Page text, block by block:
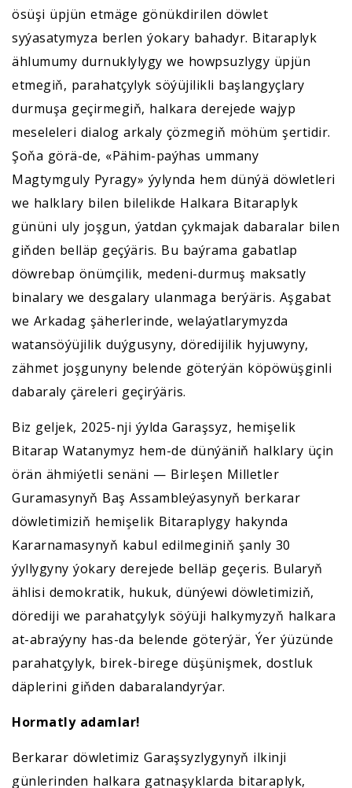
ösüşi üpjün etmäge gönükdirilen döwlet
syýasatymyza berlen ýokary bahadyr. Bitaraplyk
ählumumy durnuklylygy we howpsuzlygy üpjün
etmegiň, parahatçylyk söýüjilikli başlangyçlary
durmuşa geçirmegiň, halkara derejede wajyp
meseleleri dialog arkaly çözmegiň möhüm şertidir.
Şoňa görä-de, «Pähim-paýhas ummany
Magtymguly Pyragy» ýylynda hem dünýä döwletleri
we halklary bilen bilelikde Halkara Bitaraplyk
gününi uly joşgun, ýatdan çykmajak dabaralar bilen
giňden belläp geçýäris. Bu baýrama gabatlap
döwrebap önümçilik, medeni-durmuş maksatly
binalary we desgalary ulanmaga berýäris. Aşgabat
we Arkadag şäherlerinde, welaýatlarymyzda
watansöýüjilik duýgusyny, döredijilik hyjuwyny,
zähmet joşgunyny belende göterýän köpöwüşginli
dabaraly çäreleri geçirýäris.
Biz geljek, 2025-nji ýylda Garaşsyz, hemişelik
Bitarap Watanymyz hem-de dünýäniň halklary üçin
örän ähmiýetli senäni — Birleşen Milletler
Guramasynyň Baş Assambleýasynyň berkarar
döwletimiziň hemişelik Bitaraplygy hakynda
Kararnamasynyň kabul edilmeginiň şanly 30
ýyllygyny ýokary derejede belläp geçeris. Bularyň
ählisi demokratik, hukuk, dünýewi döwletimiziň,
dörediji we parahatçylyk söýüji halkymyzyň halkara
at-abraýyny has-da belende göterýär, Ýer ýüzünde
parahatçylyk, birek-birege düşünişmek, dostluk
däplerini giňden dabaralandyrýar.
Hormatly adamlar!
Berkarar döwletimiz Garaşsyzlygynyň ilkinji
günlerinden halkara gatnaşyklarda bitaraplyk,